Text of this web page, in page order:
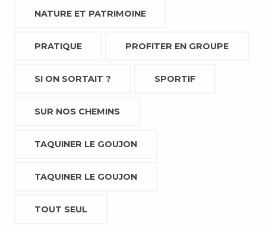
NATURE ET PATRIMOINE
PRATIQUE PROFITER EN GROUPE
SI ON SORTAIT ? SPORTIF
SUR NOS CHEMINS
TAQUINER LE GOUJON
TAQUINER LE GOUJON
TOUT SEUL